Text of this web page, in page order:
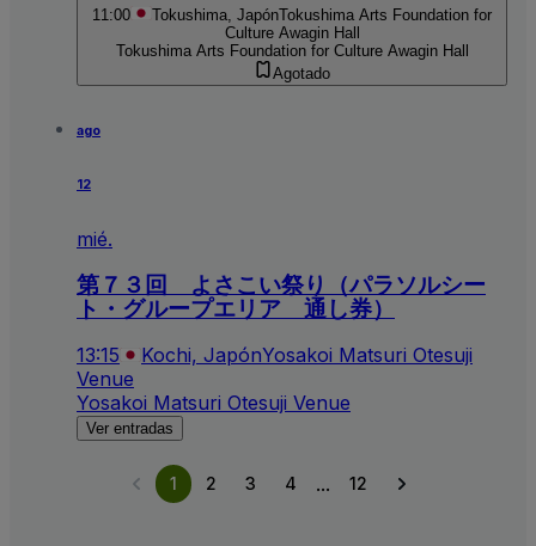
11:00 Tokushima, JapónTokushima Arts Foundation for
Culture Awagin Hall
Tokushima Arts Foundation for Culture Awagin Hall
Agotado
ago
12
mié.
第７３回 よさこい祭り（パラソルシー
ト・グループエリア 通し券）
13:15 Kochi, JapónYosakoi Matsuri Otesuji
Venue
Yosakoi Matsuri Otesuji Venue
Ver entradas
1 2 3 4 ... 12